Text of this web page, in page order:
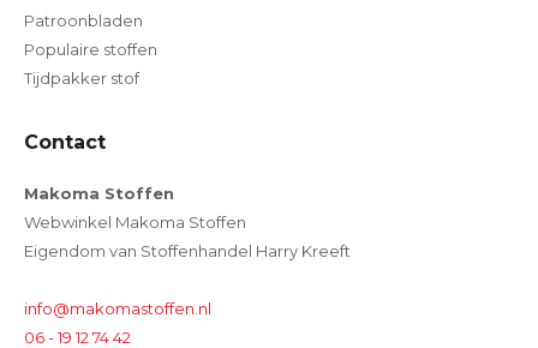
Patroonbladen
Populaire stoffen
Tijdpakker stof
Contact
Makoma Stoffen
Webwinkel Makoma Stoffen
Eigendom van Stoffenhandel Harry Kreeft
info@makomastoffen.nl
06 - 19 12 74 42